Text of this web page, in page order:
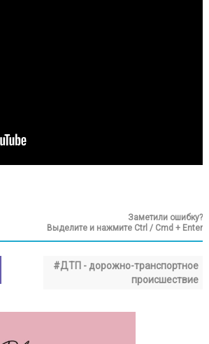
Заметили ошибку?
Выделите и нажмите Ctrl / Cmd + Enter
#ДТП - дорожно-транспортное
происшествие